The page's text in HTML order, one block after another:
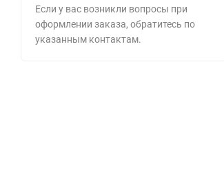
Если у вас возникли вопросы при
оформлении заказа, обратитесь по
указанным контактам.